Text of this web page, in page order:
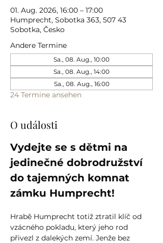
01. Aug. 2026, 16:00 – 17:00
Humprecht, Sobotka 363, 507 43
Sobotka, Česko
Andere Termine
Sa., 08. Aug., 10:00
Sa., 08. Aug., 14:00
Sa., 08. Aug., 16:00
24 Termine ansehen
O události
Vydejte se s dětmi na
jedinečné dobrodružství
do tajemných komnat
zámku Humprecht!
Hrabě Humprecht totiž ztratil klíč od
vzácného pokladu, který jeho rod
přivezl z dalekých zemí. Jenže bez